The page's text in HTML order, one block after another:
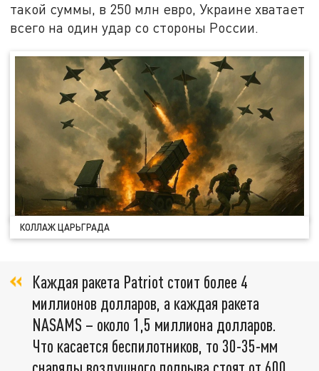
такой суммы, в 250 млн евро, Украине хватает
всего на один удар со стороны России.
КОЛЛАЖ ЦАРЬГРАДА
Каждая ракета Patriot стоит более 4
миллионов долларов, а каждая ракета
NASAMS – около 1,5 миллиона долларов.
Что касается беспилотников, то 30-35-мм